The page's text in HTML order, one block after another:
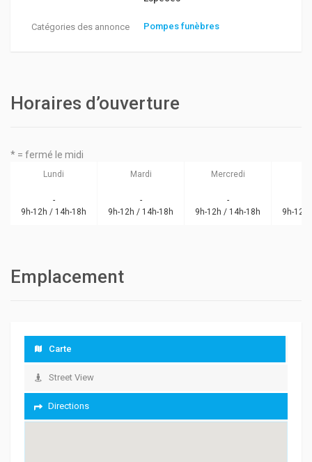
Catégories des annonce Pompes funèbres
Horaires d’ouverture
* = fermé le midi
Lundi Mardi Mercredi
-
9h-12h / 14h-18h
-
9h-12h / 14h-18h
-
9h-12h / 14h-18h
9h-12h
Emplacement
Carte
Street View
Directions